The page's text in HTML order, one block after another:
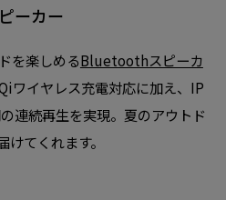
ーカー
を楽しめるBluetoothスピーカ
ワイヤレス充電対応に加え、IP
連続再生を実現。夏のアウトド
てくれます。